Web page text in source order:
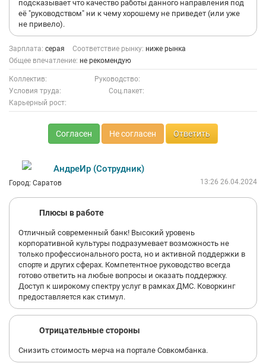
подсказывает что качество работы данного направления под
её "руководством" ни к чему хорошему не приведет (или уже
не привело).
Зарплата: серая Соответствие рынку: ниже рынка
Общее впечатление: не рекомендую
Коллектив:
Руководство:
Условия труда:
Соц.пакет:
Карьерный рост:
Согласен Не согласен Ответить
АндреИр (Сотрудник)
Город: Саратов 13:26 26.04.2024
Плюсы в работе
Отличный современный банк! Высокий уровень
корпоративной культуры подразумевает возможность не
только профессионального роста, но и активной поддержки в
спорте и других сферах. Компетентное руководство всегда
готово ответить на любые вопросы и оказать поддержку.
Доступ к широкому спектру услуг в рамках ДМС. Коворкинг
предоставляется как стимул.
Отрицательные стороны
Снизить стоимость мерча на портале Совкомбанка.